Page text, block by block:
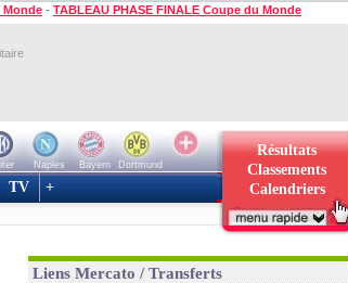
Monde - TABLEAU PHASE FINALE Coupe du Monde
Naples Bayern
Dortmund
Résultats
Classements
Calendriers
TV +
Liens Mercato / Transferts